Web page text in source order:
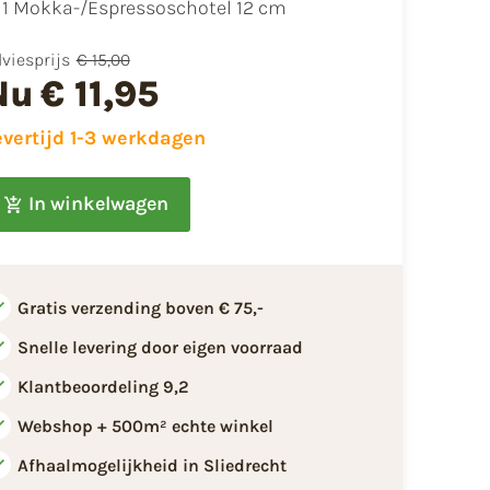
1 Mokka-/Espressoschotel 12 cm
€ 15,00
€ 11,95
1-3 werkdagen
In winkelwagen
Gratis verzending boven € 75,-
Snelle levering door eigen voorraad
Klantbeoordeling 9,2
Webshop + 500m² echte winkel
Afhaalmogelijkheid in Sliedrecht